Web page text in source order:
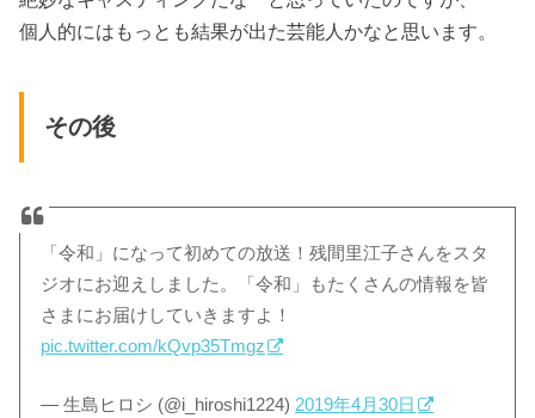
個人的にはもっとも結果が出た芸能人かなと思います。
その後
「令和」になって初めての放送！残間里江子さんをスタ
ジオにお迎えしました。「令和」もたくさんの情報を皆
さまにお届けしていきますよ！
pic.twitter.com/kQvp35Tmgz
— 生島ヒロシ (@i_hiroshi1224)2019年4月30日